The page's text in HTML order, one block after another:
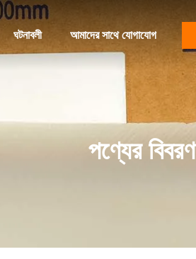
ঘটনাবলী আমাদের সাথে যোগাযোগ
পণ্যের বিবরণ